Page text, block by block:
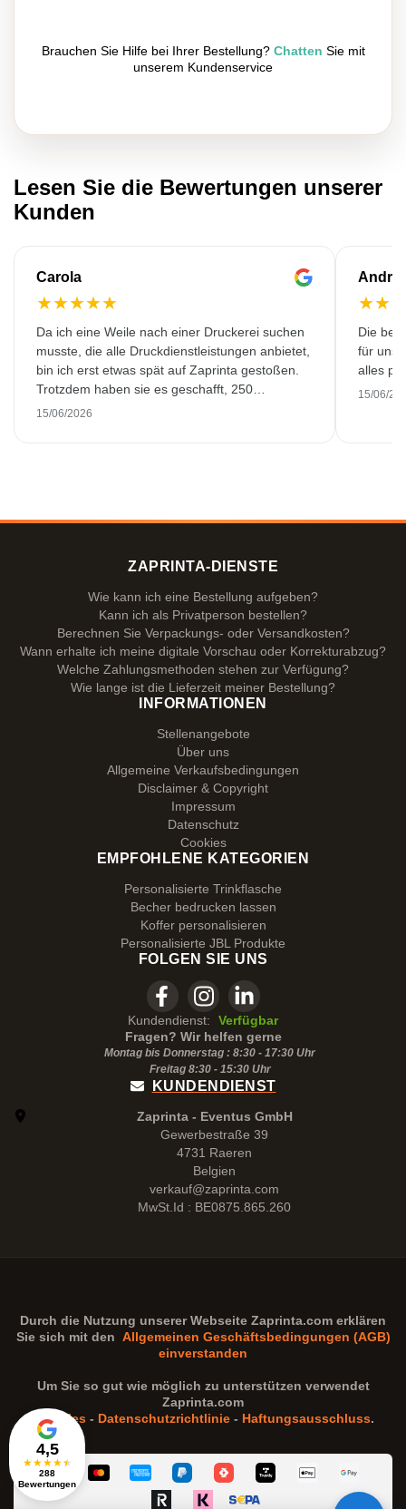
Brauchen Sie Hilfe bei Ihrer Bestellung? Chatten Sie mit
unserem Kundenservice
Lesen Sie die Bewertungen unserer
Kunden
Carola
★★★★★
Da ich eine Weile nach einer Druckerei suchen
musste, die alle Druckdienstleistungen anbietet,
bin ich erst etwas spät auf Zaprinta gestoßen.
Trotzdem haben sie es geschafft, 250
wunderschön bedruckte Emaillebecher
15/06/2026
★★
Die
für
alles
15/06/
4,5
★★★★★
288
Bewertungen
ZAPRINTA-DIENSTE
Wie kann ich eine Bestellung aufgeben?
Kann ich als Privatperson bestellen?
Berechnen Sie Verpackungs- oder Versandkosten?
Wann erhalte ich meine digitale Vorschau oder Korrekturabzug?
Welche Zahlungsmethoden stehen zur Verfügung?
Wie lange ist die Lieferzeit meiner Bestellung?
INFORMATIONEN
Stellenangebote
Über uns
Allgemeine Verkaufsbedingungen
Disclaimer & Copyright
Impressum
Datenschutz
Cookies
EMPFOHLENE KATEGORIEN
Personalisierte Trinkflasche
Becher bedrucken lassen
Koffer personalisieren
Personalisierte JBL Produkte
FOLGEN SIE UNS
Kundendienst:
Verfügbar
Fragen? Wir helfen gerne
Montag bis Donnerstag : 8:30 - 17:30 Uhr
Freitag 8:30 - 15:30Uhr
KUNDENDIENST
Zaprinta - Eventus GmbH
Gewerbestraße 39
4731 Raeren
Belgien
verkauf@zaprinta.com
MwSt.Id : BE0875.865.260
Durch die Nutzung unserer Webseite Zaprinta.com erklären
Sie sich mit den Allgemeinen Geschäftsbedingungen (AGB)
einverstanden
Um Sie so gut wie möglich zu unterstützen verwendet
Zaprinta.com
Cookies - Datenschutzrichtlinie - Haftungsausschluss.